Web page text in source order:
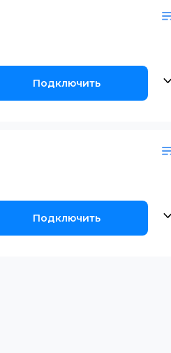
Подключить
Подключить